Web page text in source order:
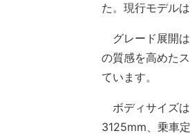
た。現行モデル
グレード展開
の質感を高めた
ています。
ボディサイズ
3125mm、乗車